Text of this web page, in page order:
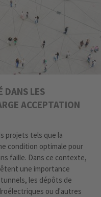
DANS LES
ACCEPTATION
projets tels que la
condition optimale pour
faille. Dans ce contexte,
une importance
les dépôts de
ou d'autres